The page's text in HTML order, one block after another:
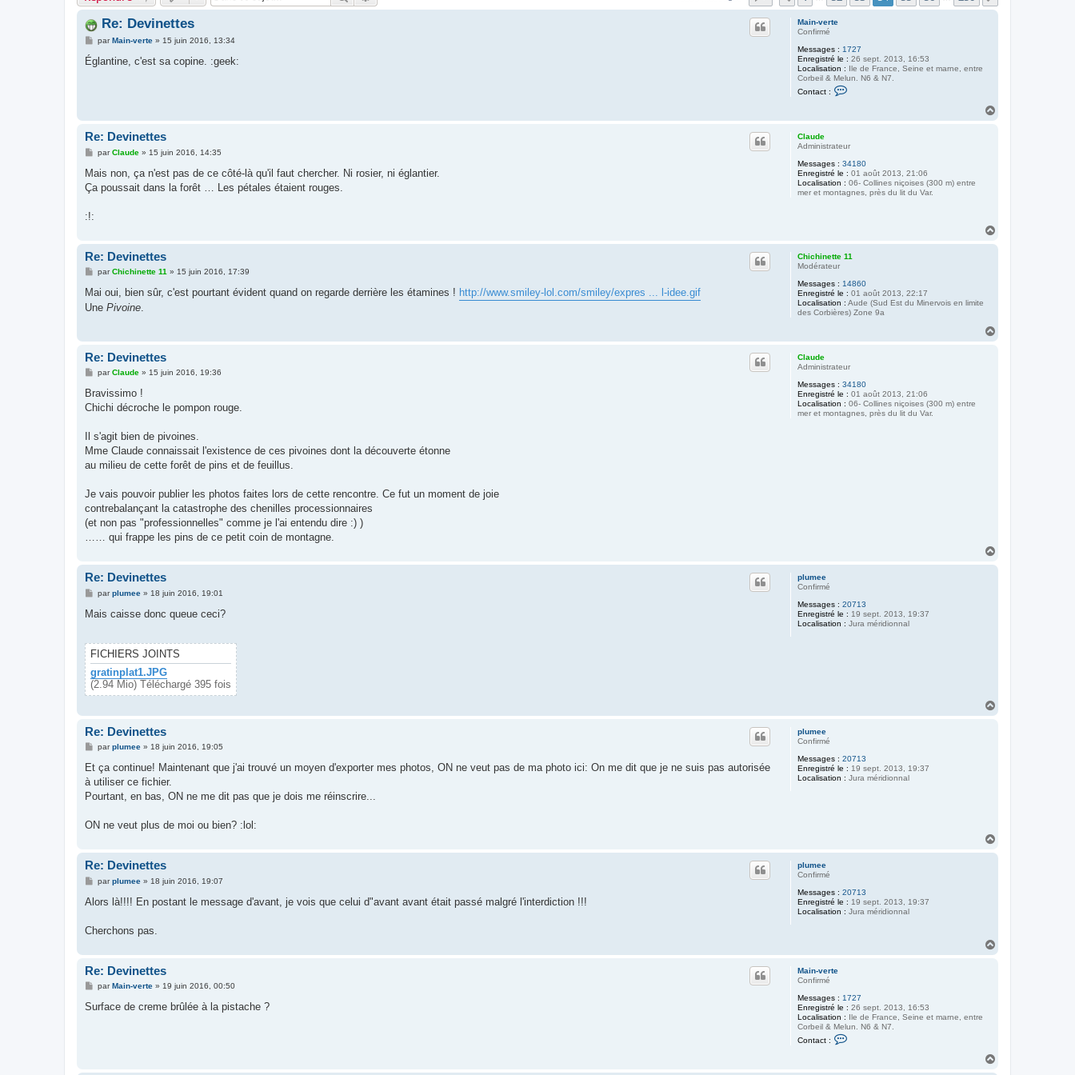
Main-verte
Confirmé
Messages : 1727
Enregistré le : 26 sept. 2013, 16:53
Localisation : Ile de France, Seine et marne, entre
Corbeil & Melun. N6 & N7.
Contact :
t
r
M
a
i
e
Re: Devinettes
M
s
s
parMain-verte» 15 juin 2016, 13:34
Églantine, c'est sa copine. :geek:
Claude
Administrateur
Messages : 34180
Enregistré le : 01 août 2013, 21:06
Localisation : 06- Collines niçoises (300 m) entre
mer et montagnes, près du lit du Var.
Re: Devinettes
M
s
a
parClaude» 15 juin 2016, 14:35
Mais non, ça n'est pas de ce côté-là qu'il faut chercher. Ni rosier, ni églantier.
Ça poussait dans la forêt … Les pétales étaient rouges.
:!:
Chichinette 11
Modérateur
Messages : 14860
Enregistré le : 01 août 2013, 22:17
Localisation : Aude (Sud Est du Minervois en limite
des Corbières) Zone 9a
Re: Devinettes
M
s
a
parChichinette 11 » 15 juin 2016, 17:39
Mai oui, bien sûr, c'est pourtant évident quand on regarde derrière les étamines ! http://www.smiley-lol.com/smiley/expres ... l-idee.gif
Une Pivoine.
Claude
Administrateur
Messages : 34180
Enregistré le : 01 août 2013, 21:06
Localisation : 06- Collines niçoises (300 m) entre
mer et montagnes, près du lit du Var.
Re: Devinettes
M
s
a
parClaude» 15 juin 2016, 19:36
Bravissimo !
Chichi décroche le pompon rouge.
Il s'agit bien de pivoines.
Mme Claude connaissait l'existence de ces pivoines dont la découverte étonne
au milieu de cette forêt de pins et de feuillus.
Je vais pouvoir publier les photos faites lors de cette rencontre. Ce fut un moment de joie
contrebalançant la catastrophe des chenilles processionnaires
(et non pas "professionnelles" comme je l'ai entendu dire :) )
…… qui frappe les pins de ce petit coin de montagne.
plumee
Confirmé
Messages : 20713
Enregistré le : 19 sept. 2013, 19:37
Localisation : Jura méridionnal
Re: Devinettes
M
s
e
parplumee» 18 juin 2016, 19:01
Mais caisse donc queue ceci?
FICHIERS JOINTS
gratinplat1.JPG
(2.94 Mio) Téléchargé 395 fois
plumee
Confirmé
Messages : 20713
Enregistré le : 19 sept. 2013, 19:37
Localisation : Jura méridionnal
Re: Devinettes
M
s
a
g
parplumee» 18 juin 2016, 19:05
Et ça continue! Maintenant que j'ai trouvé un moyen d'exporter mes photos, ON ne veut pas de ma photo ici: On me dit que je ne suis pas autorisée
à utiliser ce fichier.
Pourtant, en bas, ON ne me dit pas que je dois me réinscrire...
ON ne veut plus de moi ou bien? :lol:
plumee
Confirmé
Messages : 20713
Enregistré le : 19 sept. 2013, 19:37
Localisation : Jura méridionnal
Re: Devinettes
M
s
g
parplumee» 18 juin 2016, 19:07
Alors là!!!! En postant le message d'avant, je vois que celui d"avant avant était passé malgré l'interdiction !!!
Cherchons pas.
Main-verte
Confirmé
Messages : 1727
Enregistré le : 26 sept. 2013, 16:53
Localisation : Ile de France, Seine et marne, entre
Corbeil & Melun. N6 & N7.
Contact :
Re: Devinettes
M
s
parMain-verte» 19 juin 2016, 00:50
Surface de creme brûlée à la pistache ?